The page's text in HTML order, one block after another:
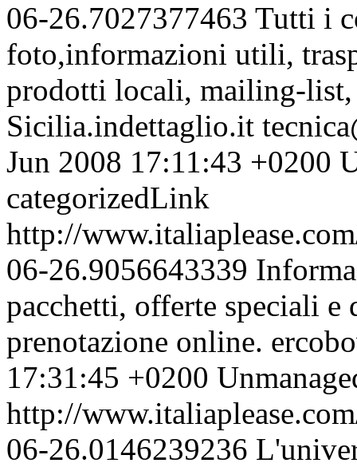
06-26.7027377463 Tutti i
foto,informazioni utili,
prodotti locali, mailing-
Sicilia.indettaglio.it
Jun 2008 17:11:43 +0200
categorizedLink
http://
06-26.9056643339
pacchetti, offerte speciali
prenotazione online.
17:31:45 +0200
http://
06-26.0146239236